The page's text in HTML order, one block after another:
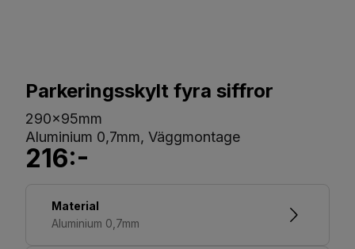
Parkeringsskylt fyra siffror
290x95mm
Aluminium 0,7mm, Väggmontage
216:-
Material
Aluminium 0,7mm